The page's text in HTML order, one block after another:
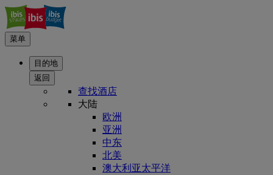
菜单
目的地
返回
查找酒店
大陆
欧洲
亚洲
中东
北美
澳大利亚太平洋